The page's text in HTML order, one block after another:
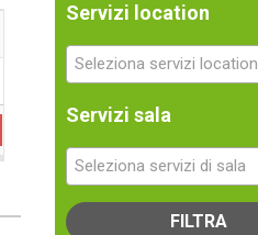
Servizi location
Seleziona servizi location
Servizi sala
Seleziona servizi di sala
FILTRA